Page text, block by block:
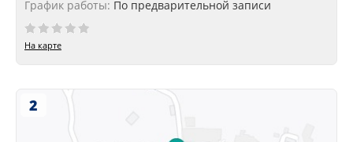
График работы: По предварительной записи
На карте
2